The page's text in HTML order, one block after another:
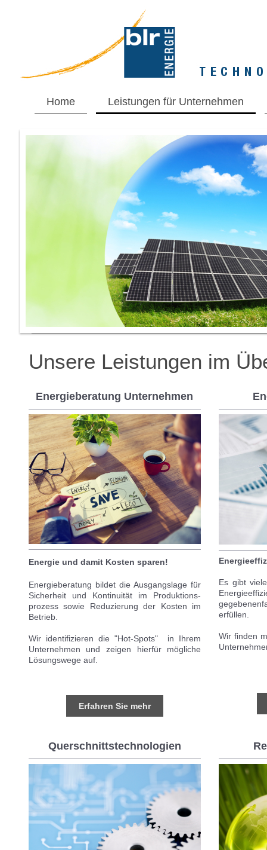
Home Leistungen für Unternehmen
Unsere Leistungen im
Energieberatung Unternehmen
Energie und damit Kosten sparen!
Energieberatung bildet die Ausgangslage für
Sicherheit und Kontinuität im Produktions-
prozess sowie Reduzierung der Kosten im
Betrieb.
Wir identifizieren die "Hot-Spots" in Ihrem
Unternehmen und zeigen hierfür mögliche
Lösungswege auf.
Erfahren Sie mehr
Es gibt
erfüllen.
Wir finden
Querschnittstechnologien